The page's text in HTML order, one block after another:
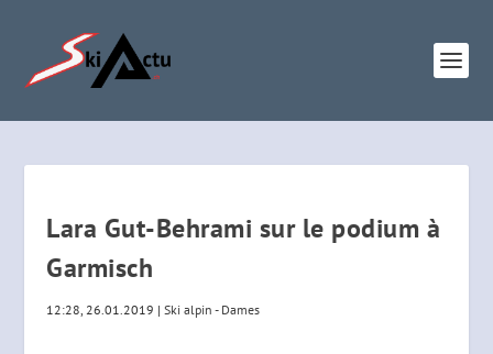
Lara Gut-Behrami sur le podium à
Garmisch
12:28, 26.01.2019 |Ski alpin - Dames